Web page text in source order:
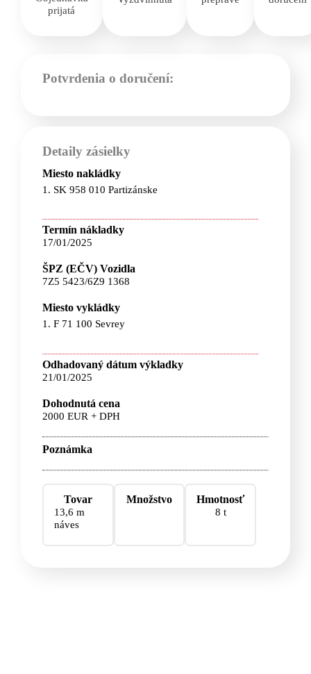
prijatá
Potvrdenia o doručení:
Detaily zásielky
Miesto nakládky
1. SK 958 010 Partizánske
Termín nákladky
17/01/2025
ŠPZ (EČV) Vozidla
7Z5 5423/6Z9 1368
Miesto vykládky
1. F 71 100 Sevrey
Odhadovaný dátum výkladky
21/01/2025
Dohodnutá cena
2000 EUR + DPH
Poznámka
Tovar
13,6 m
náves
Množstvo Hmotnosť
8 t